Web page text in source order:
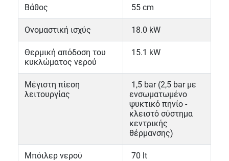
Βάθος 55 cm
Ονομαστική ισχύς 18.0 kW
Θερμική απόδοση του
κυκλώματος νερού
15.1 kW
Μέγιστη πίεση
λειτουργίας
1,5 bar (2,5 bar με
ενσωματωμένο
ψυκτικό πηνίο -
κλειστό σύστημα
κεντρικής
θέρμανσης)
Μπόιλερ νερού 70 lt